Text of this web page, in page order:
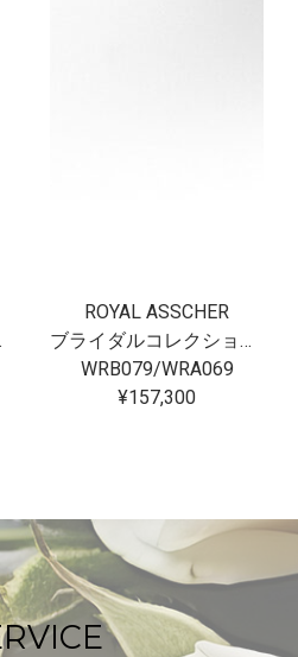
ド
ROYAL ASSCHER
ブライダルコレクション フロリアード
WRB079/WRA069
¥157,300